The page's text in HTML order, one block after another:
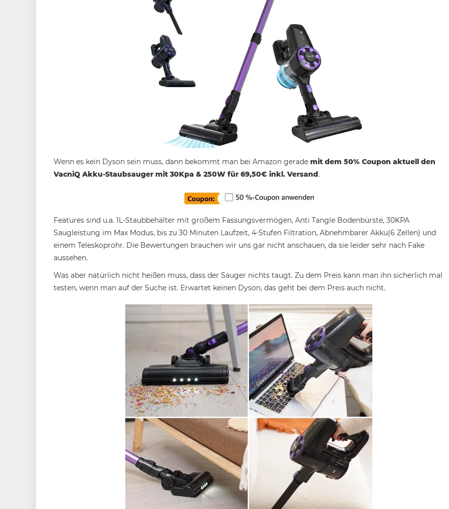
Wenn es kein Dyson sein muss, dann bekommt man bei Amazon gerade mit dem 50% Coupon aktuell den
VacniQ Akku-Staubsauger mit 30Kpa & 250W für 69,50€ inkl. Versand.
Features sind u.a. 1L-Staubbehälter mit großem Fassungsvermögen, Anti Tangle Bodenbürste, 30KPA
Saugleistung im Max Modus, bis zu 30 Minuten Laufzeit, 4-Stufen Filtration, Abnehmbarer Akku(6 Zellen) und
einem Teleskoprohr. Die Bewertungen brauchen wir uns gar nicht anschauen, da sie leider sehr nach Fake
aussehen.
Was aber natürlich nicht heißen muss, dass der Sauger nichts taugt. Zu dem Preis kann man ihn sicherlich mal
testen, wenn man auf der Suche ist. Erwartet keinen Dyson, das geht bei dem Preis auch nicht.